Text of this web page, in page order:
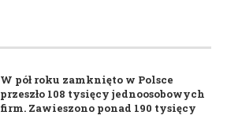
W pół roku zamknięto w Polsce
przeszło 108 tysięcy jednoosobowych
firm. Zawieszono ponad 190 tysięcy